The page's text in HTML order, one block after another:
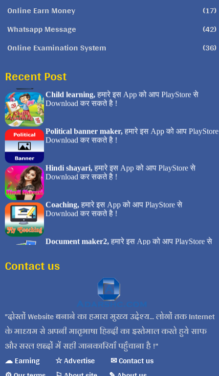
Online Earn Money
(17)
Whatsapp Message
(42)
Online Examination System
(36)
Recent Post
Contact us
दोस्तों Website बनाने का हमारा मुख्य उद्देश्य... लोगों तक Internet
के माध्यम से अपनी मातृभाषा हिन्दी का इस्तेमाल करते हुये साफ
और सरल शब्दों में सही जानकारियाँ पहुँचाना है !
☁ Earning
☆ Advertise
✉ Contact us